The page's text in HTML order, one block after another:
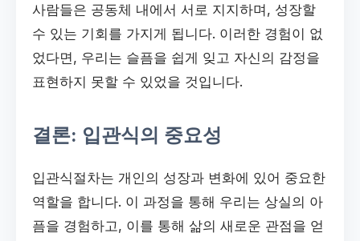
사람들은 공동체 내에서 서로 지지하며, 성장할
수 있는 기회를 가지게 됩니다. 이러한 경험이 없
었다면, 우리는 슬픔을 쉽게 잊고 자신의 감정을
표현하지 못할 수 있었을 것입니다.
결론: 입관식의 중요성
입관식절차는 개인의 성장과 변화에 있어 중요한
역할을 합니다. 이 과정을 통해 우리는 상실의 아
픔을 경험하고, 이를 통해 삶의 새로운 관점을 얻